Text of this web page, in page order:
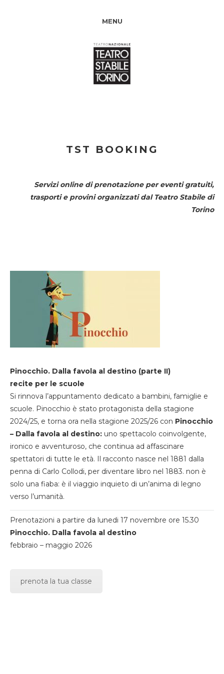
MENU
TST BOOKING
Servizi online di prenotazione per eventi gratuiti,
trasporti e provini organizzati dal Teatro Stabile di
Torino
Pinocchio. Dalla favola al destino (parte II)
recite per le scuole
Si rinnova l’appuntamento dedicato a bambini, famiglie e
scuole. Pinocchio è stato protagonista della stagione
2024/25, e torna ora nella stagione 2025/26 con Pinocchio
– Dalla favola al destino: uno spettacolo coinvolgente,
ironico e avventuroso, che continua ad affascinare
spettatori di tutte le età. Il racconto nasce nel 1881 dalla
penna di Carlo Collodi, per diventare libro nel 1883. non è
solo una fiaba: è il viaggio inquieto di un’anima di legno
verso l’umanità.
Prenotazioni a partire da lunedi 17 novembre ore 15.30
Pinocchio. Dalla favola al destino
febbraio – maggio 2026
prenota la tua classe